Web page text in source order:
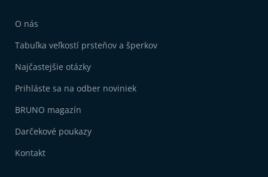
O nás
Tabuľka veľkostí prsteňov a šperkov
Najčastejšie otázky
Prihláste sa na odber noviniek
BRUNO magazín
Darčekové poukazy
Kontakt